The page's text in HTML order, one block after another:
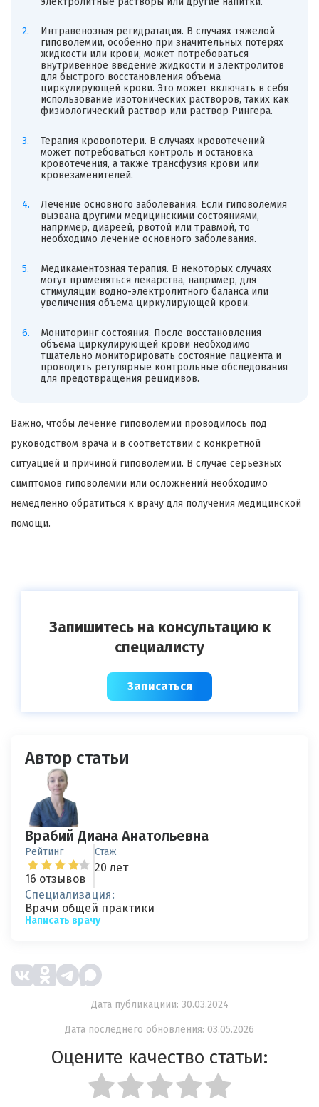
Интравенозная регидратация. В случаях тяжелой
гиповолемии, особенно при значительных потерях
жидкости или крови, может потребоваться
внутривенное введение жидкости и электролитов
для быстрого восстановления объема
циркулирующей крови. Это может включать в себя
использование изотонических растворов, таких как
физиологический раствор или раствор Рингера.
Терапия кровопотери. В случаях кровотечений
может потребоваться контроль и остановка
кровотечения, а также трансфузия крови или
кровезаменителей.
Лечение основного заболевания. Если гиповолемия
вызвана другими медицинскими состояниями,
например, диареей, рвотой или травмой, то
необходимо лечение основного заболевания.
Медикаментозная терапия. В некоторых случаях
могут применяться лекарства, например, для
стимуляции водно-электролитного баланса или
увеличения объема циркулирующей крови.
Мониторинг состояния. После восстановления
объема циркулирующей крови необходимо
тщательно мониторировать состояние пациента и
проводить регулярные контрольные обследования
для предотвращения рецидивов.
Важно, чтобы лечение гиповолемии проводилось под
руководством врача и в соответствии с конкретной
ситуацией и причиной гиповолемии. В случае серьезных
симптомов гиповолемии или осложнений необходимо
немедленно обратиться к врачу для получения медицинской
помощи.
Запишитесь на консультацию к
специалисту
Записаться
Автор статьи
Врабий Диана Анатольевна
Рейтинг
16 отзывов
Стаж
20 лет
Специализация:
Врачи общей практики
Написать врачу
Дата публикациии: 30.03.2024
Дата последнего обновления: 03.05.2026
Оцените качество статьи: